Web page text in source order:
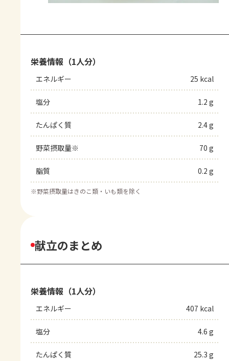
栄養情報（1人分）
エネルギー 25 kcal
塩分 1.2 g
たんぱく質 2.4 g
野菜摂取量※ 70 g
脂質 0.2 g
※野菜摂取量はきのこ類・いも類を除く
献立のまとめ
栄養情報（1人分）
エネルギー 407 kcal
塩分 4.6 g
たんぱく質 25.3 g